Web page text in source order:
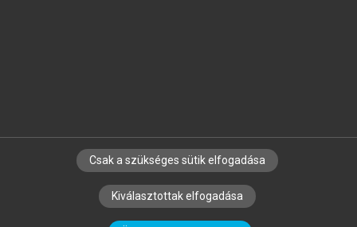
SZERZŐKNEK CÉGEKNEK KÖNYVTÁROSOKNAK
SZERKESZTÉSI ÉS LEKTORÁLÁSI ALAPELVEK
Csak a szükséges sütik elfogadása
Kiválasztottak elfogadása